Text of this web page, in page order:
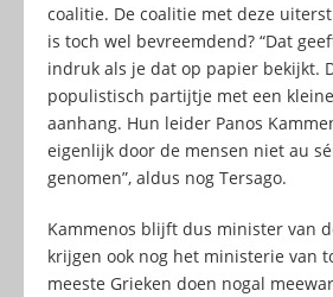
coalitie. De coalitie met deze
is toch wel bevreemdend? “Dat
indruk als je dat op papier bekijkt.
populistisch partijtje met een
aanhang. Hun leider Panos
eigenlijk door de mensen niet au
genomen”, aldus nog Tersago.
Kammenos blijft dus minister van
krijgen ook nog het ministerie van
meeste Grieken doen nogal